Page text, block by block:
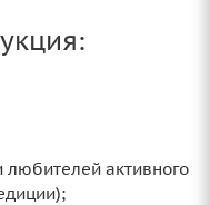
активного